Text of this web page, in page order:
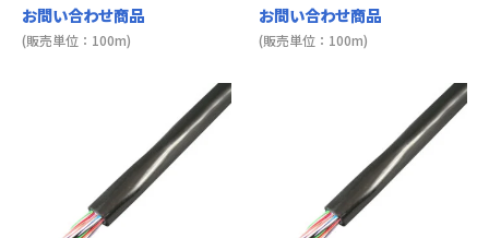
お問い合わせ商品
(販売単位：100m)
お問い合わせ商品
(販売単位：100m)